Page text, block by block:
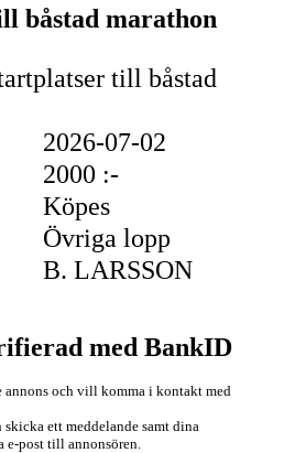
båstad marathon
till båstad
2026-07-02
2000 :-
Köpes
Övriga lopp
B. LARSSON
med BankID
annons och vill komma i kontakt med
ett meddelande samt dina
e-post till annonsören.